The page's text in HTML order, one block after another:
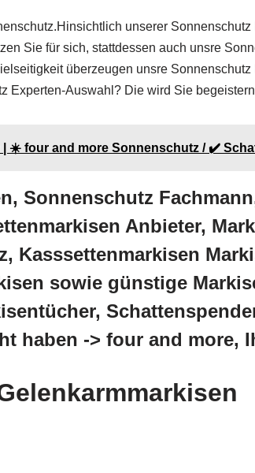
unserer
Sie für sich, stattdessen auch unsre
überzeugen unsre
Experten-Auswahl? Die wird Sie
| ☀️ four and more Sonnenschutz / ✔️
Sonnenschutz
Anbieter,
Kasssettenmarkisen
sowie günstige
haben -> four and